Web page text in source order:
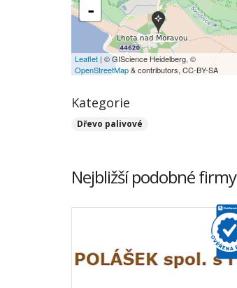
-
Leaflet | © GIScience Heidelberg, ©
OpenStreetMap& contributors, CC-BY-SA
Kategorie
Dřevo palivové
Nejbližší podobné firmy